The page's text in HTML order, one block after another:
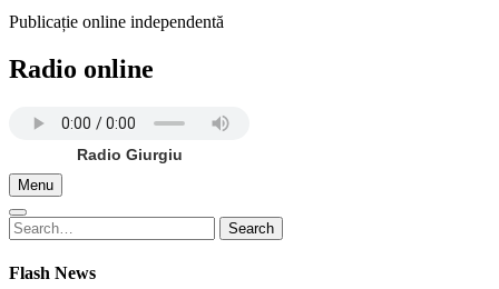
Publicație online independentă
Radio online
Radio Giurgiu
Menu
Search
for:
Search
Flash News